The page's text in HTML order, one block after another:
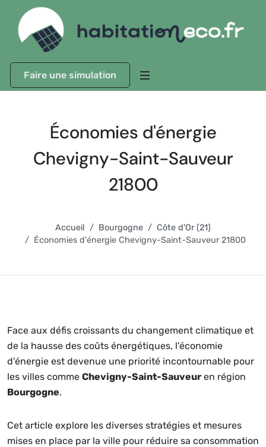
Faire une simulation
Économies d'énergie
Chevigny-Saint-Sauveur
21800
Accueil Bourgogne
Côte d'Or (21)
Économies d'énergie Chevigny-Saint-Sauveur 21800
Face aux défis croissants du changement climatique et
de la hausse des coûts énergétiques, l'économie
d'énergie est devenue une priorité incontournable pour
les villes comme Chevigny-Saint-Sauveur en région
Bourgogne.
Cet article explore les diverses stratégies et mesures
mises en place par la ville pour réduire sa consommation